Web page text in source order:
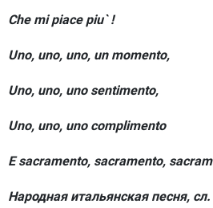
Che mi piace piu` !
Uno, uno, uno, un momento,
Uno, uno, uno sentimento,
Uno, uno, uno complimento
E sacramento, sacramento,
Hародная итальянская песня, сл.